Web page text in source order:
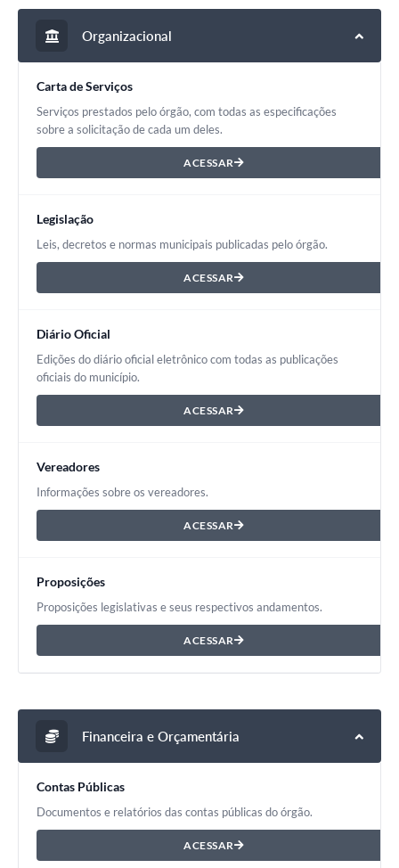
Organizacional
Carta de Serviços
Serviços prestados pelo órgão, com todas as especificações
sobre a solicitação de cada um deles.
ACESSAR
Legislação
Leis, decretos e normas municipais publicadas pelo órgão.
ACESSAR
Diário Oficial
Edições do diário oficial eletrônico com todas as publicações
oficiais do município.
ACESSAR
Vereadores
Informações sobre os vereadores.
ACESSAR
Proposições
Proposições legislativas e seus respectivos andamentos.
ACESSAR
Financeira e Orçamentária
Contas Públicas
Documentos e relatórios das contas públicas do órgão.
ACESSAR